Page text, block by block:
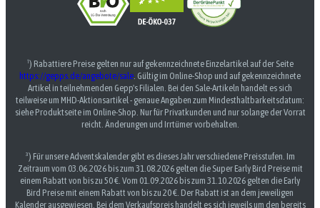
¹) Rabattiere Preise gelten nur auf gekennzeichnete Einzelartikel auf der Seite
https://gepps.de/angebote/sale . Gültig im Online-Shop und auf gekennzeichnete
Artikel in teilnehmenden Gepp's Filialen. Bei den Sale-Artikeln handelt es sich
teilweise um MHD-Aktionsartikel - genaue Angaben zum Mindesthaltbarkeitsdatum:
siehe Produktseite im Online-Shop. Nur für Privatkunden und nur solange der Vorrat
reicht. Änderungen und Irrtümer vorbehalten.
³) Für unsere Adventskalender gibt es dieses Jahr verschiedene Preisstufen. Im
Zeitraum vom 03.06.2026 bis zum 31.08.2026 gelten die Super Early Bird Preise mit
einem Rabatt von bis zu 50 €. Vom 01.09.2026 bis zum 31.10.2026 gelten die Early
Bird Preise mit einem Rabatt von bis zu 20 €. Der Rabatt ist an dem jeweiligen
Kalender ausgewiesen. Bei dem Verkaufspreis handelt es sich jeweils um den bereits